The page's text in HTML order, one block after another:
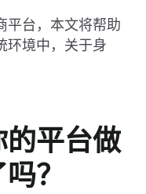
平台，本文将帮助
环境中，关于身
平台做
？